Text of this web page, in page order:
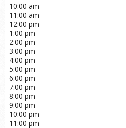
10:00 am
11:00 am
12:00 pm
1:00 pm
2:00 pm
3:00 pm
4:00 pm
5:00 pm
6:00 pm
7:00 pm
8:00 pm
9:00 pm
10:00 pm
11:00 pm